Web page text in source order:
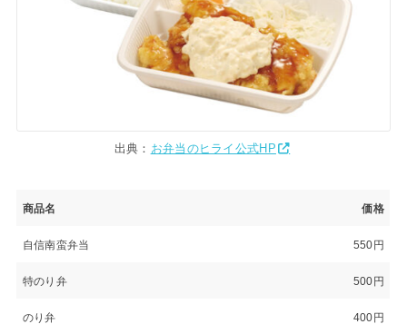
出典： お弁当のヒライ公式HP
商品名 価格
自信南蛮弁当 550円
特のり弁 500円
のり弁 400円